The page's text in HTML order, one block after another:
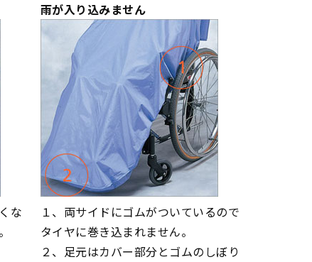
な
雨が入り込みません
１、両サイドにゴムがついているので
タイヤに巻き込まれません。
２、足元はカバー部分とゴムのしぼり